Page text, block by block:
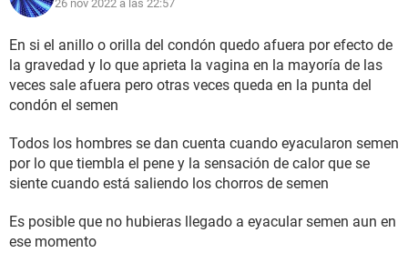
26 nov 2022 a las 22:57
En si el anillo o orilla del condón quedo afuera por efecto de
la gravedad y lo que aprieta la vagina en la mayoría de las
veces sale afuera pero otras veces queda en la punta del
condón el semen
Todos los hombres se dan cuenta cuando eyacularon semen
por lo que tiembla el pene y la sensación de calor que se
siente cuando está saliendo los chorros de semen
Es posible que no hubieras llegado a eyacular semen aun en
ese momento